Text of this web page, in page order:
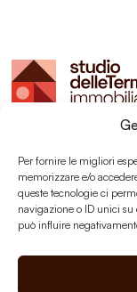
Per fornire le migliori
memorizzare e/o
queste tecnologie ci
navigazione o ID unici su
può influire
Studio delle
P.I. 03203350289
Social